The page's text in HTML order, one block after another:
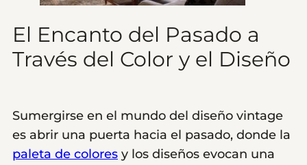
El Encanto del Pasado a
Través del Color y el Diseño
Sumergirse en el mundo del diseño vintage
es abrir una puerta hacia el pasado, donde la
paleta de colores y los diseños evocan una